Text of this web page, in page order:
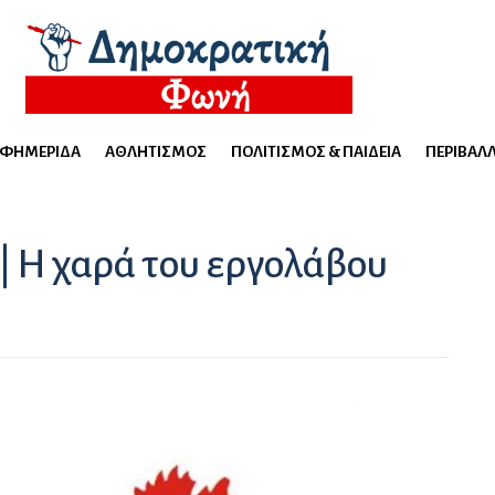
ΑΘΛΗΤΙΣΜΌΣ ΠΟΛΙΤΙΣΜΌΣ & ΠΑΙΔΕΊΑ
χαρά του εργολάβου